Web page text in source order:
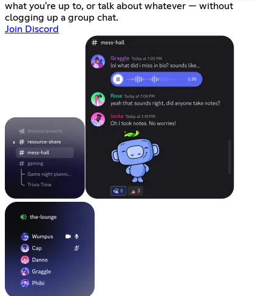
what you're up to, or talk about whatever — without
clogging up a group chat.
Join Discord